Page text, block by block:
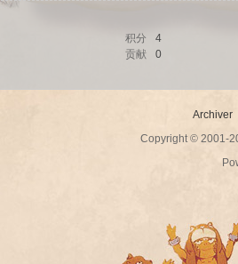
积分
4
贡献 0
Archiver
Copyright © 2001-